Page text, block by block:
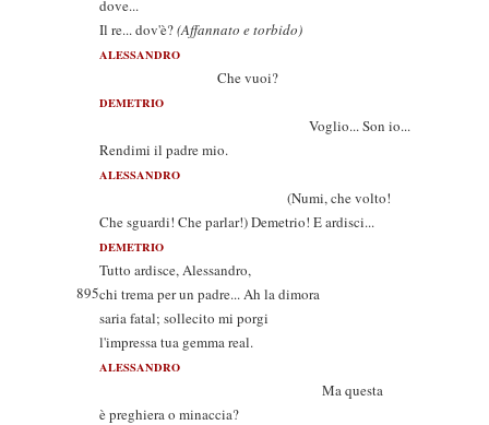
dove...
Il re... dov'è?(Affannato e torbido)
ALESSANDRO
Che vuoi?
DEMETRIO
Voglio... Son io...
Rendimi il padre mio.
ALESSANDRO
(Numi, che volto!
Che sguardi! Che parlar!) Demetrio! E ardisci...
DEMETRIO
Tutto ardisce, Alessandro,
895chi trema per un padre... Ah la dimora
saria fatal; sollecito mi porgi
l'impressa tua gemma real.
ALESSANDRO
Ma questa
è preghiera o minaccia?